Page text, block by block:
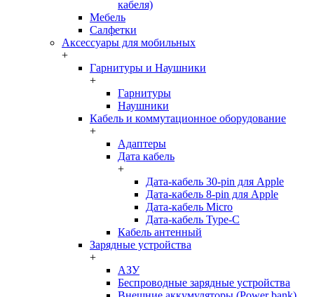
кабеля)
Мебель
Салфетки
Аксессуары для мобильных
+
Гарнитуры и Наушники
+
Гарнитуры
Наушники
Кабель и коммутационное оборудование
+
Адаптеры
Дата кабель
+
Дата-кабель 30-pin для Apple
Дата-кабель 8-pin для Apple
Дата-кабель Micro
Дата-кабель Type-C
Кабель антенный
Зарядные устройства
+
АЗУ
Беспроводные зарядные устройства